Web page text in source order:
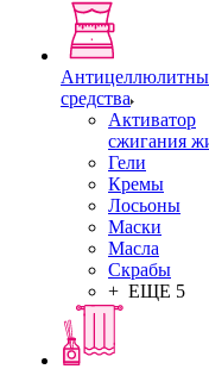
средства
Активатор
сжигания
Гели
Кремы
Лосьоны
Маски
Масла
Скрабы
+ ЕЩЕ 5